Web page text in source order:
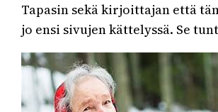
Tapasin sekä kirjoittajan että
jo ensi sivujen kättelyssä. Se